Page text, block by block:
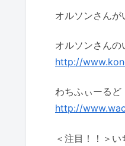
オルソンさん
オルソンさんの
http://
わちふぃーるど
http://
＜注目！！＞